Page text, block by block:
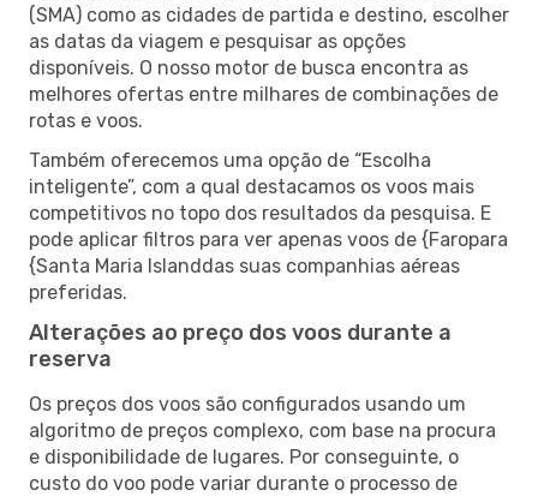
(SMA) como as cidades de partida e destino, escolher
as datas da viagem e pesquisar as opções
disponíveis. O nosso motor de busca encontra as
melhores ofertas entre milhares de combinações de
rotas e voos.
Também oferecemos uma opção de “Escolha
inteligente”, com a qual destacamos os voos mais
competitivos no topo dos resultados da pesquisa. E
pode aplicar filtros para ver apenas voos de {Faropara
{Santa Maria Islanddas suas companhias aéreas
preferidas.
Alterações ao preço dos voos durante a
reserva
Os preços dos voos são configurados usando um
algoritmo de preços complexo, com base na procura
e disponibilidade de lugares. Por conseguinte, o
custo do voo pode variar durante o processo de